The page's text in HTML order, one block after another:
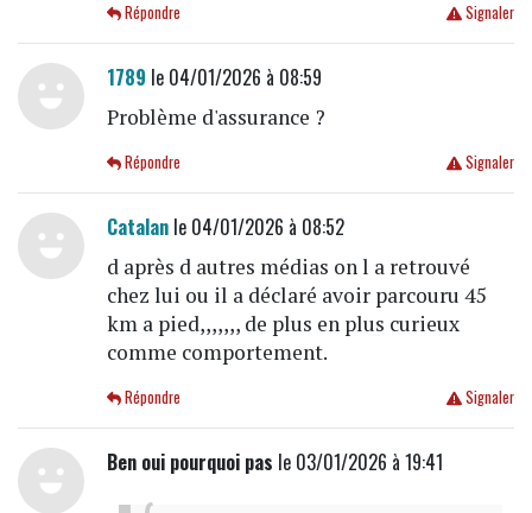
Signaler
Répondre
1789 le 04/01/2026 à 08:59
Problème d'assurance ?
Signaler
Répondre
Catalanle 04/01/2026 à 08:52
d après d autres médias on l a retrouvé
chez lui ou il a déclaré avoir parcouru 45
km a pied,,,,,,, de plus en plus curieux
comme comportement.
Signaler
Répondre
Ben oui pourquoi pas le 03/01/2026 à 19:41